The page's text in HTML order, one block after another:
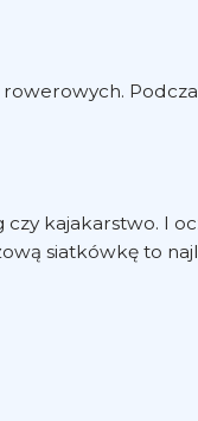
kajakarstwo. I
siatkówkę to